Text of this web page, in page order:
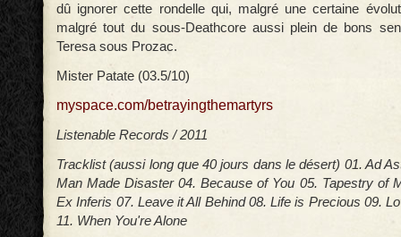
dû ignorer cette rondelle qui, malgré une certaine
malgré tout du sous-Deathcore aussi plein de bons
Teresa sous Prozac.
Mister Patate (03.5/10)
myspace.com/betrayingthemartyrs
Listenable Records / 2011
Tracklist (aussi long que 40 jours dans le désert) 01. Ad
Man Made Disaster 04. Because of You 05. Tapestry of
Ex Inferis 07. Leave it All Behind 08. Life is Precious 09.
11. When You're Alone